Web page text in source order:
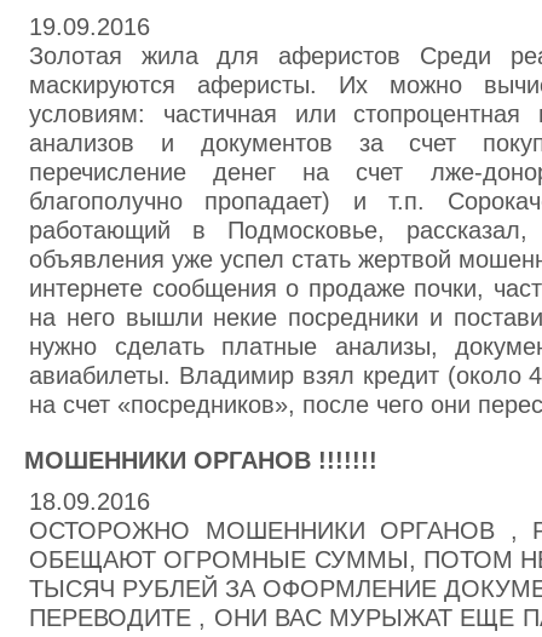
19.09.2016
Золотая жила для аферистов Среди
маскируются аферисты. Их можно
условиям: частичная или
анализов и документов за счет
перечисление денег на счет лже-
благополучно пропадает) и т.п.
работающий в Подмосковье,
объявления уже успел стать жертвой
интернете сообщения о продаже почки,
на него вышли некие посредники и
нужно сделать платные анализы,
авиабилеты. Владимир взял кредит (около
на счет «посредников», после чего они
МОШЕННИКИ ОРГАНОВ !!!!!!!
18.09.2016
ОСТОРОЖНО МОШЕННИКИ ОРГАНОВ ,
ОБЕЩАЮТ ОГРОМНЫЕ СУММЫ, ПОТОМ
ТЫСЯЧ РУБЛЕЙ ЗА ОФОРМЛЕНИЕ
ПЕРЕВОДИТЕ , ОНИ ВАС МУРЫЖАТ ЕЩЕ